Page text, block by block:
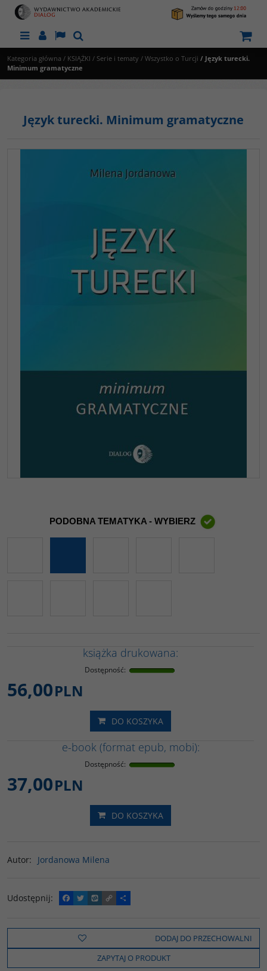
MenuPanelLangSzukaj
Kategoria główna / KSIĄŻKI / Serie i tematy / Wszystko o Turcji / Język turecki.
Minimum gramatyczne
Język turecki. Minimum gramatyczne
PODOBNA TEMATYKA - WYBIERZ
książka drukowana:
Dostępność:
56,00PLN
DO KOSZYKA
e-book (format epub, mobi):
Dostępność:
37,00PLN
DO KOSZYKA
Autor: Jordanowa Milena
Udostępnij:
F
a
e
o
k
T
w
t
t
e
W
y
o
C
o
y
i
n
k
P
o
z
e
l
s
DODAJ DO PRZECHOWALNI
ZAPYTAJ O PRODUKT